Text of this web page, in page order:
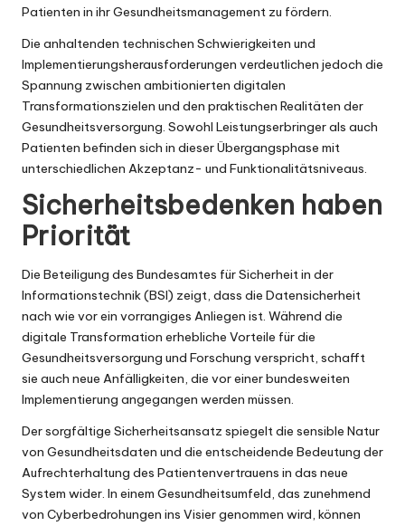
Patienten in ihr Gesundheitsmanagement zu fördern.
Die anhaltenden technischen Schwierigkeiten und
Implementierungsherausforderungen verdeutlichen jedoch die
Spannung zwischen ambitionierten digitalen
Transformationszielen und den praktischen Realitäten der
Gesundheitsversorgung. Sowohl Leistungserbringer als auch
Patienten befinden sich in dieser Übergangsphase mit
unterschiedlichen Akzeptanz- und Funktionalitätsniveaus.
Sicherheitsbedenken haben
Priorität
Die Beteiligung des Bundesamtes für Sicherheit in der
Informationstechnik(BSI) zeigt, dass die Datensicherheit
nach wie vor ein vorrangiges Anliegen ist. Während die
digitale Transformation erhebliche Vorteile für die
Gesundheitsversorgung und Forschung verspricht, schafft
sie auch neue Anfälligkeiten, die vor einer bundesweiten
Implementierung angegangen werden müssen.
Der sorgfältige Sicherheitsansatz spiegelt die sensible Natur
von Gesundheitsdaten und die entscheidende Bedeutung der
Aufrechterhaltung des Patientenvertrauens in das neue
System wider. In einem Gesundheitsumfeld, das zunehmend
von Cyberbedrohungen ins Visier genommen wird, können